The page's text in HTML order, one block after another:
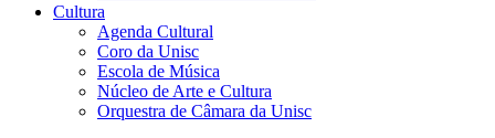
Cultura
Agenda Cultural
Coro da Unisc
Escola de Música
Núcleo de Arte e Cultura
Orquestra de Câmara da Unisc